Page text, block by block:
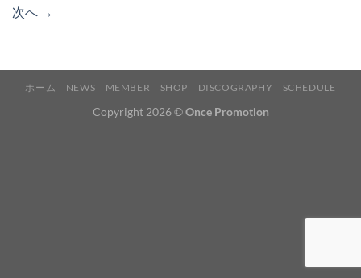
次へ →
ホーム NEWS MEMBER SHOP DISCOGRAPHY SCHEDULE
Copyright 2026 ©Once Promotion